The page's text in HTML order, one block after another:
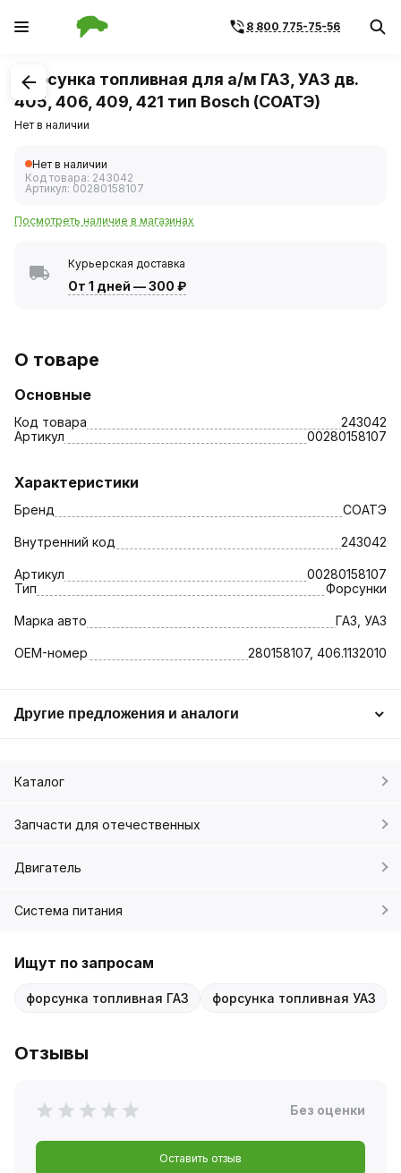
8 800 775-75-56
1/1
Форсунка топливная для а/м ГАЗ, УАЗ дв.
405, 406, 409, 421 тип Bosch (СОАТЭ)
Нет в наличии
Нет в наличии
Код товара: 243042
Артикул: 00280158107
Посмотреть наличие в магазинах
Курьерская доставка
От 1 дней —300 ₽
О товаре
Основные
Код товара
243042
Артикул
00280158107
Характеристики
Бренд СОАТЭ
Внутренний код 243042
Артикул
00280158107
Тип
Форсунки
Марка авто ГАЗ, УАЗ
OEM-номер 280158107, 406.1132010
Другие предложения и аналоги
Каталог
Запчасти для отечественных
Двигатель
Система питания
Ищут по запросам
форсунка топливная ГАЗ форсунка топливная УАЗ
Отзывы
Без оценки
Оставить отзыв